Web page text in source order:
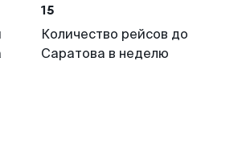
15
Количество рейсов до
Саратова в неделю